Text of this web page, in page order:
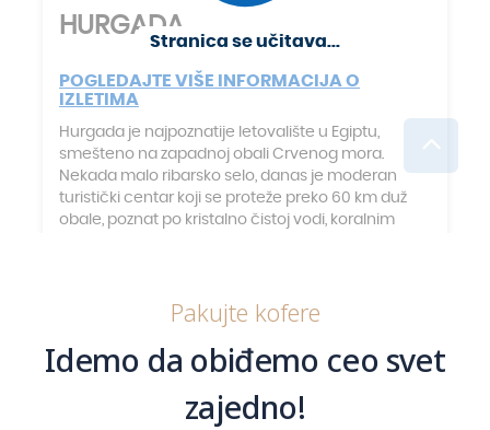
Pakujte kofere
Idemo da obiđemo ceo svet
zajedno!